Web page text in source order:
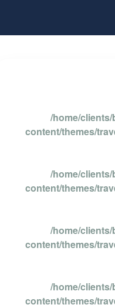
/home/
content/themes/
/home/
content/themes/
/home/
content/themes/
/home/
content/themes/